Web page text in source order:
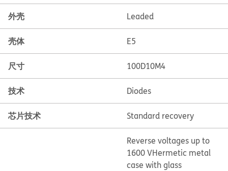
外壳 Leaded
壳体 E5
尺寸 100D10M4
技术 Diodes
芯片技术 Standard recovery
Reverse voltages up to
1600 VHermetic metal
case with glass